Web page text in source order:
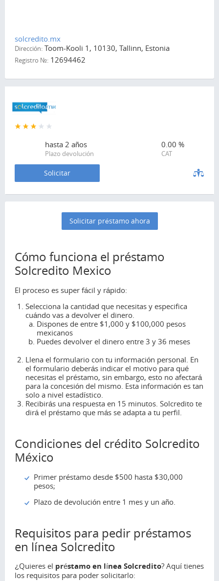
solcredito.mx
Dirección: Toom-Kooli 1, 10130, Tallinn, Estonia
Registro №: 12694462
hasta 2 años
Plazo devolución
0.00 %
CAT
Solicitar
Solicitar préstamo ahora
Cómo funciona el préstamo
Solcredito Mexico
El proceso es super fácil y rápido:
Selecciona la cantidad que necesitas y especifica
cuándo vas a devolver el dinero.
Dispones de entre $1,000 y $100,000 pesos
mexicanos
Puedes devolver el dinero entre 3 y 36 meses
Llena el formulario con tu información personal. En
el formulario deberás indicar el motivo para qué
necesitas el préstamo, sin embargo, esto no afectará
para la concesión del mismo. Esta información es tan
solo a nivel estadístico.
Recibirás una respuesta en 15 minutos. Solcredito te
dirá el préstamo que más se adapta a tu perfil.
Condiciones del crédito Solcredito
México
Primer préstamo desde $500 hasta $30,000
pesos;
Plazo de devolución entre 1 mes y un año.
Requisitos para pedir préstamos
en línea Solcredito
¿Quieres el préstamo en línea Solcredito? Aquí tienes
los requisitos para poder solicitarlo: